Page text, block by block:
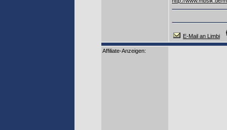
E-Mail an Limbi
Affiliate-Anzeigen: